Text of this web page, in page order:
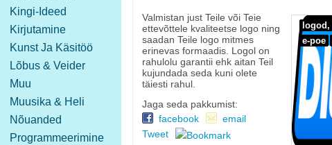
Kingi-Ideed
Kirjutamine
Kunst Ja Käsitöö
Lõbus & Veider
Muu
Muusika & Heli
Nõuanded
Programmeerimine
Valmistan just Teile või Teie
ettevõttele kvaliteetse logo ning
saadan Teile logo mitmes
erinevas formaadis. Logol on
rahulolu garantii ehk aitan Teil
kujundada seda kuni olete
täiesti rahul.
Jaga seda pakkumist:
facebook
email
Tweet
logod,
e-poe